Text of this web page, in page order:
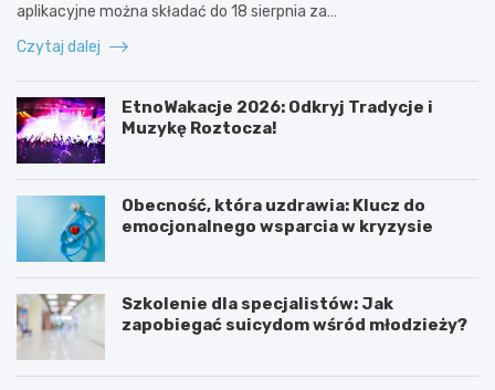
aplikacyjne można składać do 18 sierpnia za…
Czytaj dalej
EtnoWakacje 2026: Odkryj Tradycje i
Muzykę Roztocza!
Obecność, która uzdrawia: Klucz do
emocjonalnego wsparcia w kryzysie
Szkolenie dla specjalistów: Jak
zapobiegać suicydom wśród młodzieży?